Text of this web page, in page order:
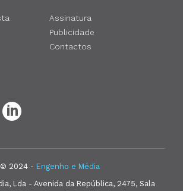
Assinatura
Publicidade
Contactos
© 2024 - Engenho e Média
Lda - Avenida da República, 2475, Sala